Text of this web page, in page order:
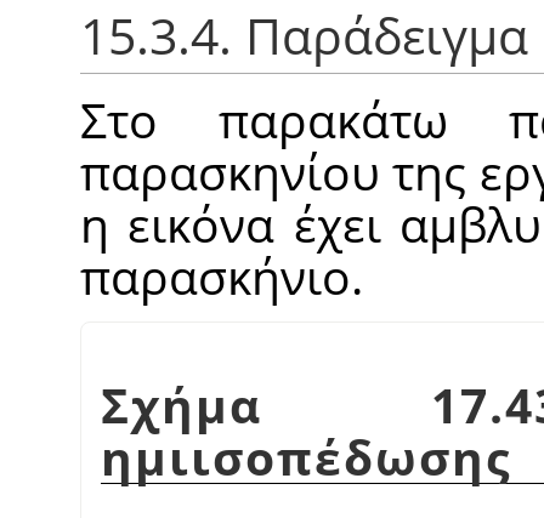
15.3.4. Παράδειγμα
Στο παρακάτω
παρασκηνίου της
η εικόνα έχει
παρασκήνιο.
Σχήμα
ημιισοπέδωσης